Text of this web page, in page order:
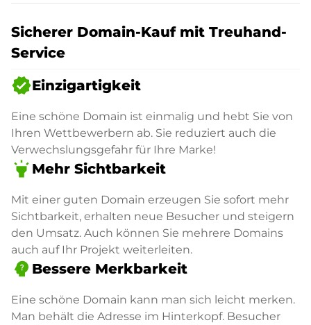
Sicherer Domain-Kauf mit Treuhand-
Service
verifiedEinzigartigkeit
Eine schöne Domain ist einmalig und hebt Sie von
Ihren Wettbewerbern ab. Sie reduziert auch die
Verwechslungsgefahr für Ihre Marke!
highlight Mehr Sichtbarkeit
Mit einer guten Domain erzeugen Sie sofort mehr
Sichtbarkeit, erhalten neue Besucher und steigern
den Umsatz. Auch können Sie mehrere Domains
auch auf Ihr Projekt weiterleiten.
psychology_alt Bessere Merkbarkeit
Eine schöne Domain kann man sich leicht merken.
Man behält die Adresse im Hinterkopf. Besucher